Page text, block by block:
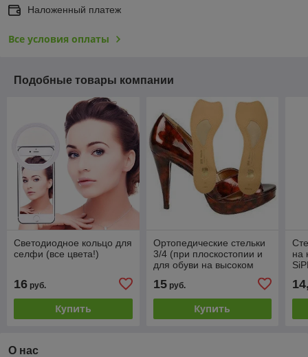
Наложенный платеж
Все условия оплаты
Подобные товары компании
Светодиодное кольцо для
селфи (все цвета!)
16 руб.
Купить
Ортопедические стельки
3/4 (при плоскостопии и
для обуви на высоком
15руб.
Купить
на
О нас